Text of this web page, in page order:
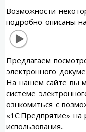
Возможности
подробно описаны
Предлагаем
электронного
На нашем сайте вы
системе
ознкомиться с
«1С:Предпрятие» на
использования..